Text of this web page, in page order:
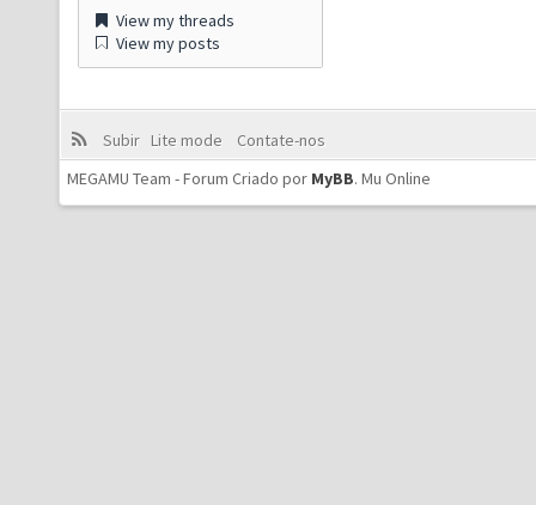
View my threads
View my posts
Subir Lite mode
Contate-nos
MEGAMU Team - Forum Criado por MyBB. Mu Online